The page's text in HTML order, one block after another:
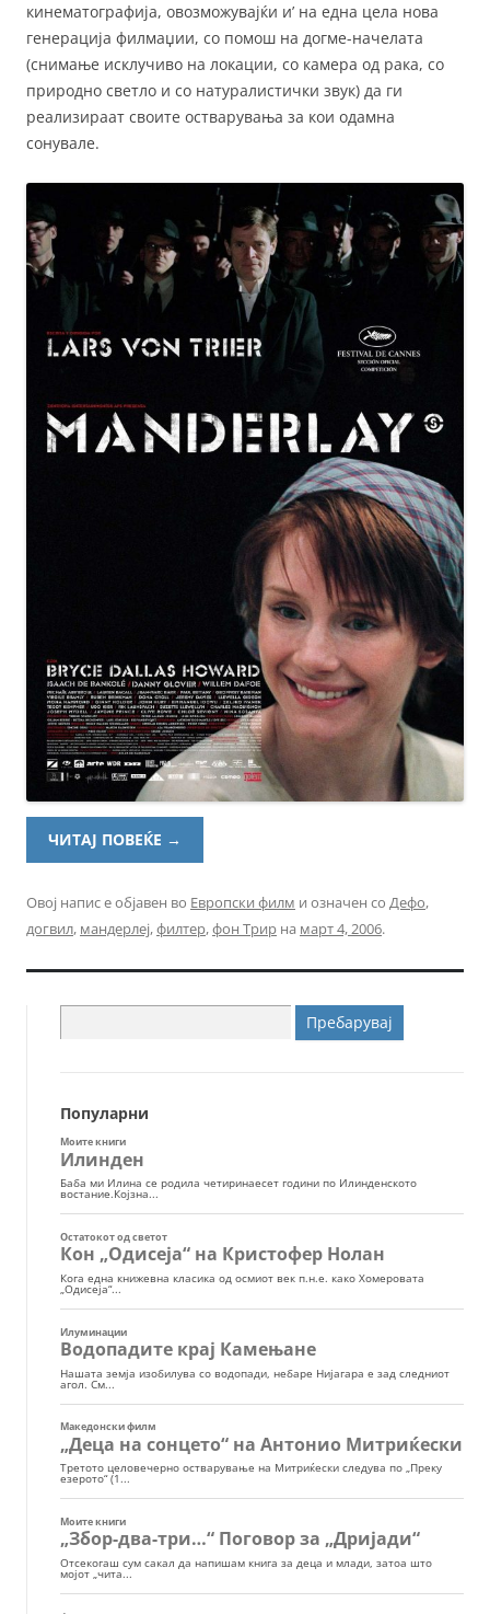
кинематографија, овозможувајќи и’ на една цела нова
генерација филмаџии, со помош на догме-начелата
(снимање исклучиво на локации, со камера од рака, со
природно светло и со натуралистички звук) да ги
реализираат своите остварувања за кои одамна
сонувале.
ЧИТАЈ ПОВЕЌЕ →
Овој напис е објавен во Европски филм и означен со Дефо,
догвил, мандерлеј,филтер,фон Трир на март 4, 2006.
за:
Популарни